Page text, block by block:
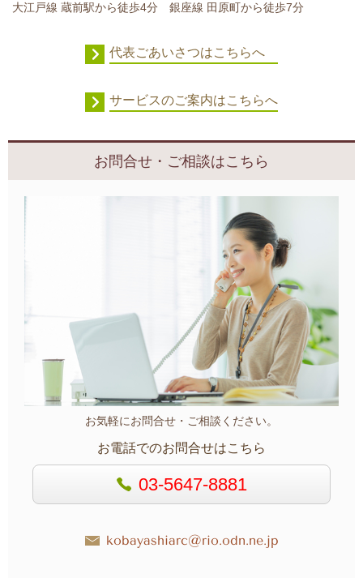
大江戸線 蔵前駅から徒歩4分 銀座線 田原町から徒歩7分
代表ごあいさつはこちらへ
サービスのご案内はこちらへ
お問合せ・ご相談はこちら
お気軽にお問合せ・ご相談ください。
お電話でのお問合せはこちら
03-5647-8881
kobayashiarc@rio.odn.ne.jp